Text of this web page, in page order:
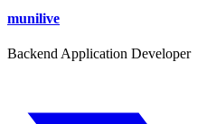
munilive
Backend Application Developer